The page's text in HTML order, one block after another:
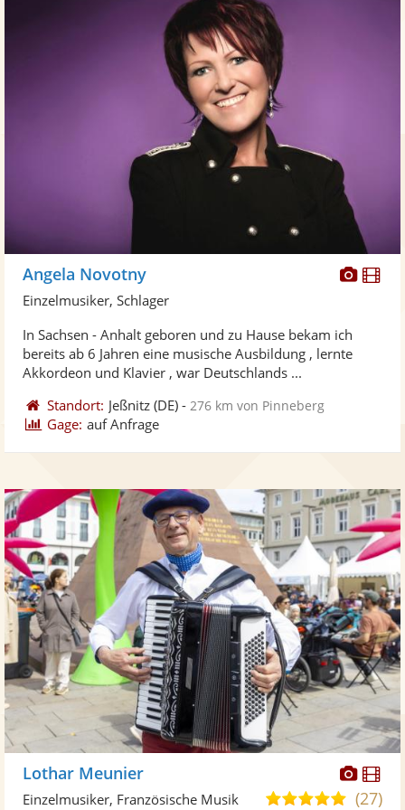
Angela Novotny
Einzelmusiker, Schlager
In Sachsen - Anhalt geboren und zu Hause bekam ich
bereits ab 6 Jahren eine musische Ausbildung , lernte
Akkordeon und Klavier , war Deutschlands ...
Standort: Jeßnitz (DE) - 276 km von Pinneberg
Gage: auf Anfrage
Lothar Meunier
5,0(27)
Einzelmusiker, Französische Musik